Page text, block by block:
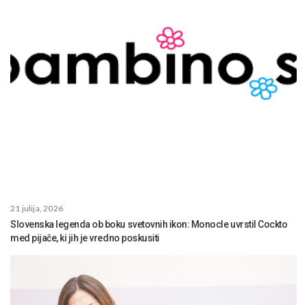
21 julija, 2026
Slovenska legenda ob boku svetovnih ikon: Monocle uvrstil Cockto
med pijače, ki jih je vredno poskusiti